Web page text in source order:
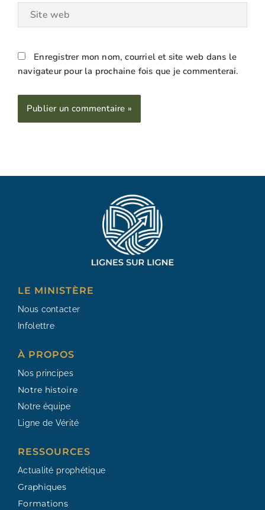
Site
Enregistrer mon nom, courriel et site web dans le
navigateur pour la prochaine fois que je commenterai.
LE MINISTÈRE
Nous contacter
Infolettre
À PROPOS
Nos principes
Notre histoire
Notre équipe
Ligne de Vérité
RESSOURCES​
Actualité prophétique
Graphiques
Formations